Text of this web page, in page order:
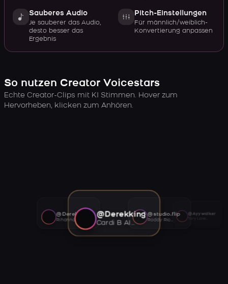
Sauberes Audio
Je sauberer das Audio,
desto besser das
Ergebnis
Pitch-Einstellungen
Für männlich/weiblich-
Konvertierung anpassen
So nutzen Creator Voicestars
Echte Creator-Clips mit KI Stimmen. Hover zum
Hervorheben, klicken zum Anhören.
@Derekking
Cardi B AI voice
@studio.flip
Roddy Ricch AI voice
@Ayywalker
@Derekking
Rihanna AI voice